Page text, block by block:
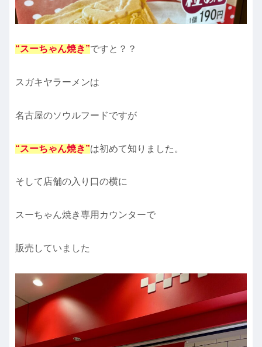
“スーちゃん焼き”ですと？？
スガキヤラーメンは
名古屋のソウルフードですが
“スーちゃん焼き”は初めて知りました。
そして店舗の入り口の横に
スーちゃん焼き専用カウンターで
販売していました